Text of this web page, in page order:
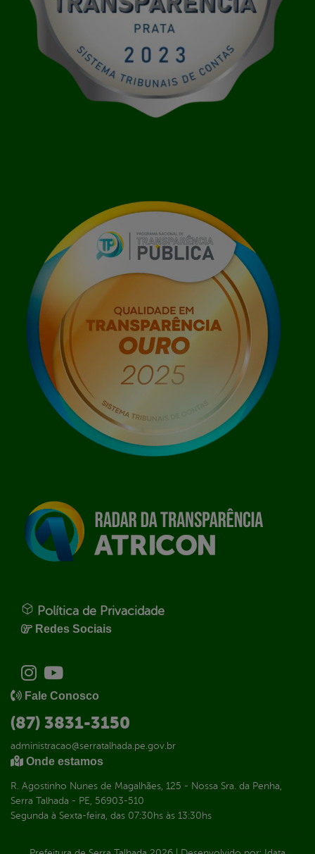
Política de Privacidade
Redes Sociais
Fale Conosco
(87) 3831-3150
administracao@serratalhada.pe.gov.br
Onde estamos
R. Agostinho Nunes de Magalhães, 125 - Nossa Sra. da Penha,
Serra Talhada - PE, 56903-510
Segunda à Sexta-feira, das 07:30hs às 13:30hs